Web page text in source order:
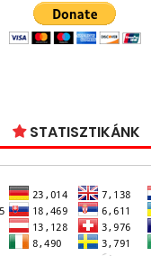
STATISZTIKÁNK